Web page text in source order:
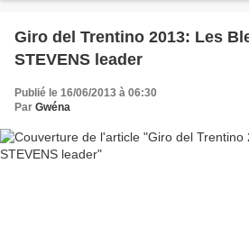
Giro del Trentino 2013: Les
STEVENS leader
Publié le 16/06/2013 à 06:30
Par Gwéna